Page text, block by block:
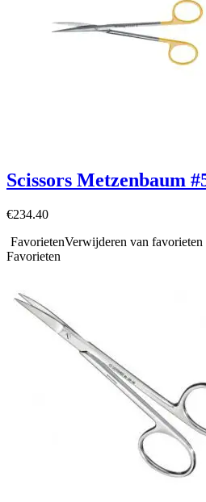
Scissors Metzenbaum
€234.40
FavorietenVerwijderen van favorieten
Favorieten